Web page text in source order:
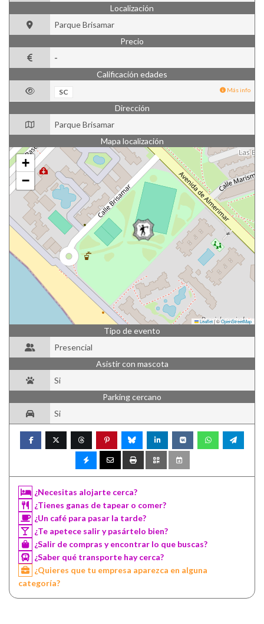
Localización
Parque Brisamar
Precio
-
Calificación edades
SC Más info
Dirección
Parque Brisamar
Mapa localización
+
−
Leaflet|©OpenStreetMap
Tipo de evento
Presencial
Asistir con mascota
Si
Parking cercano
Si
¿Necesitas alojarte cerca?
¿Tienes ganas de tapear o comer?
¿Un café para pasar la tarde?
¿Te apetece salir y pasártelo bien?
¿Salir de compras y encontrar lo que buscas?
¿Saber qué transporte hay cerca?
¿Quieres que tu empresa aparezca en alguna
categoría?